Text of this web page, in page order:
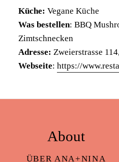
Küche: Vegane Küche
Was bestellen: BBQ
Zimtschnecken
Adresse: Zweierstrasse
Webseite: https://
About
ÜBER ANA+NINA